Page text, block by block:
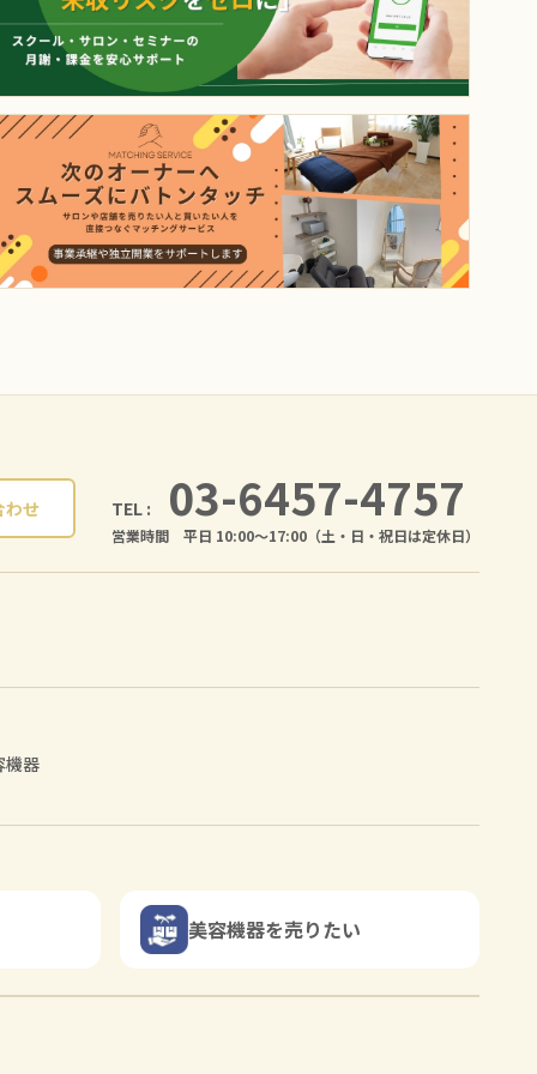
わせ TEL : 03-6457-4757
営業時間 平日 10:00〜17:00（土・日・祝日は定休日）
機器
美容機器を売りたい